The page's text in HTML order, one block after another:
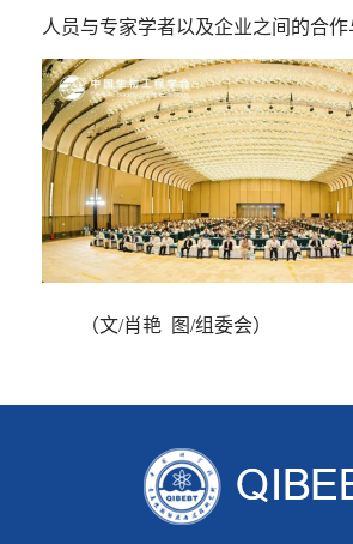
人员与专家学者以及企业之间的合作
（文/肖艳 图/组委会）